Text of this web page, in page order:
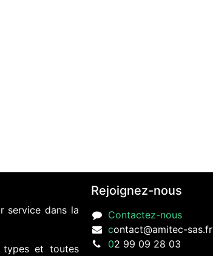
service dans la
types et toutes
Rejoignez-nous
Contactez-nous
contact@amitec-sas.fr
02 99 09 28 03